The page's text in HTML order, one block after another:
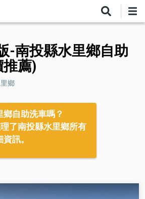
-南投縣水里鄉自助
薦)
鄉
自助洗車嗎？
了南投縣水里鄉所有
訊。